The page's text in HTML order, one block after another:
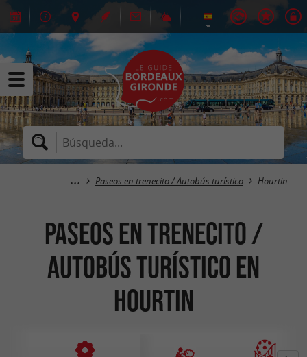
Paseos en trenecito / Autobús turístico Hourtin
Paseos en trenecito /
Autobús turístico en
Hourtin